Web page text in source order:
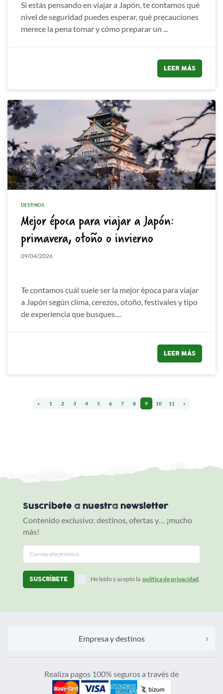
Si estás pensando en viajar a Japón, te contamos qué
nivel de seguridad puedes esperar, qué precauciones
merece la pena tomar y cómo preparar un ...
LEER MÁS
DESTINOS
Mejor época para viajar a Japón:
primavera, otoño o invierno
09/04/2026
Te contamos cuál suele ser la mejor época para viajar
a Japón según clima, cerezos, otoño, festivales y tipo
de experiencia que busques....
LEER MÁS
« 1 2 3 4 5 6 7 8 9 10 11 »
Suscríbete a nuestra newsletter
Contenido exclusivo: destinos, ofertas y… ¡mucho
más!
He leído y acepto la política de privacidad.
Empresa y destinos
Realiza pagos 100% seguros a través de